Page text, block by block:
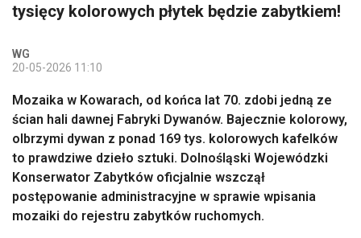
tysięcy kolorowych płytek będzie zabytkiem!
WG
20-05-2026 11:10
Mozaika w Kowarach, od końca lat 70. zdobi jedną ze
ścian hali dawnej Fabryki Dywanów. Bajecznie kolorowy,
olbrzymi dywan z ponad 169 tys. kolorowych kafelków
to prawdziwe dzieło sztuki. Dolnośląski Wojewódzki
Konserwator Zabytków oficjalnie wszczął
postępowanie administracyjne w sprawie wpisania
mozaiki do rejestru zabytków ruchomych.